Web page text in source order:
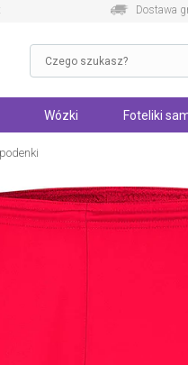
Dostawa
Wózki Foteliki